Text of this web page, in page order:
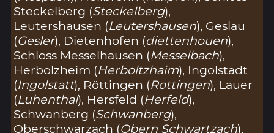
Steckelberg (Steckelberg),
Leutershausen (Leutershausen), Geslau
(Gesler), Dietenhofen (diettenhouen),
Schloss Messelhausen (Messelbach),
Herbolzheim (Herboltzhaim), Ingolstadt
(Ingolstatt), Röttingen (Rottingen), Lauer
(Luhenthal), Hersfeld (Herfeld),
Schwanberg (Schwanberg),
Oberschwarzach (Obern Schwartzach),